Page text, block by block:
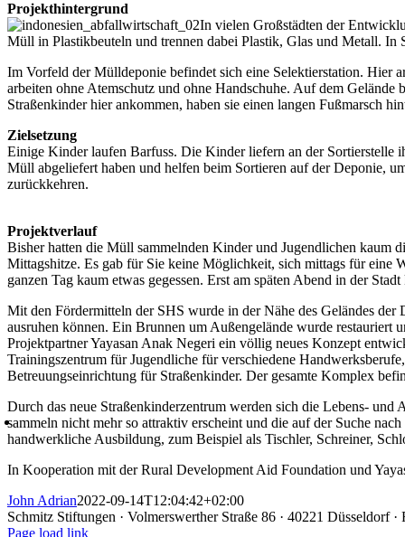
Projekthintergrund
In vielen Großstädten der
Müll in Plastikbeuteln und trennen dabei Plastik, Glas und Metall. In
Im Vorfeld der Mülldeponie befindet sich eine Selektierstation. Hier
arbeiten ohne Atemschutz und ohne Handschuhe. Auf dem Gelände
Straßenkinder hier ankommen, haben sie einen langen Fußmarsch
Zielsetzung
Einige Kinder laufen Barfuss. Die Kinder liefern an der Sortierstelle
Müll abgeliefert haben und helfen beim Sortieren auf der Deponie,
zurückkehren.
Projektverlauf
Bisher hatten die Müll sammelnden Kinder und Jugendlichen kaum
Mittagshitze. Es gab für Sie keine Möglichkeit, sich mittags für eine
ganzen Tag kaum etwas gegessen. Erst am späten Abend in der
Mit den Fördermitteln der SHS wurde in der Nähe des Geländes
ausruhen können. Ein Brunnen um Außengelände wurde
Projektpartner Yayasan Anak Negeri ein völlig neues Konzept
Trainingszentrum für Jugendliche für verschiedene
Betreuungseinrichtung für Straßenkinder. Der gesamte Komplex
Durch das neue Straßenkinderzentrum werden sich die Lebens-
sammeln nicht mehr so attraktiv erscheint und die auf der Suche
handwerkliche Ausbildung, zum Beispiel als Tischler, Schreiner,
In Kooperation mit der Rural Development Aid Foundation und
John Adrian2022-09-14T12:04:42+02:00
Schmitz Stiftungen · Volmerswerther Straße 86 · 40221 Düsseldorf
Page load link